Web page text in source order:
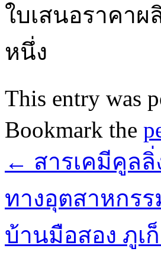
ใบเสนอราคา
หนึ่ง
This entry was
Bookmark the
← สารเคมีคูล
ทางอุตสาหกรร
บ้านมือสอง ภูเ